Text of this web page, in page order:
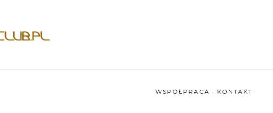
WSPÓŁPRACA I KONTAKT